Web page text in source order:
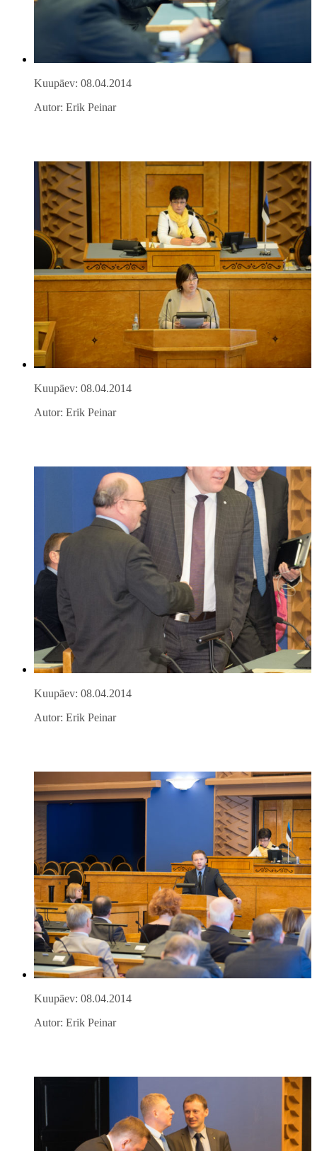
Kuupäev: 08.04.2014
Autor: Erik Peinar
Kuupäev: 08.04.2014
Autor: Erik Peinar
Kuupäev: 08.04.2014
Autor: Erik Peinar
Kuupäev: 08.04.2014
Autor: Erik Peinar